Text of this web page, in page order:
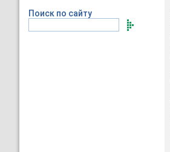
Поиск по сайту